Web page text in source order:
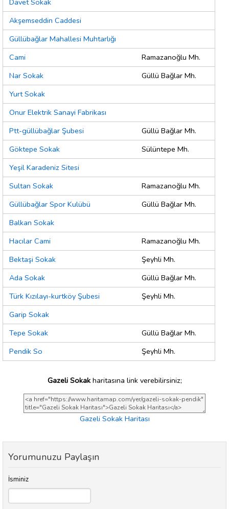
Davet Sokak
Akşemseddin Caddesi
Güllübağlar Mahallesi Muhtarlığı
Cami
Ramazanoğlu Mh.
Nar Sokak
Güllü Bağlar Mh.
Yurt Sokak
Onur Elektrik Sanayi Fabrikası
Ptt-güllübağlar Şubesi
Güllü Bağlar Mh.
Göktepe Sokak
Sülüntepe Mh.
Yeşil Karadeniz Sitesi
Sultan Sokak
Ramazanoğlu Mh.
Güllübağlar Spor Kulübü
Güllü Bağlar Mh.
Balkan Sokak
Hacılar Cami
Ramazanoğlu Mh.
Bektaşi Sokak
Şeyhli Mh.
Ada Sokak
Güllü Bağlar Mh.
Türk Kızılayı-kurtköy Şubesi
Şeyhli Mh.
Garip Sokak
Tepe Sokak
Güllü Bağlar Mh.
Pendik So
Şeyhli Mh.
Gazeli Sokakharitasına link verebilirsiniz;
Gazeli Sokak Haritası
Yorumunuzu Paylaşın
İsminiz